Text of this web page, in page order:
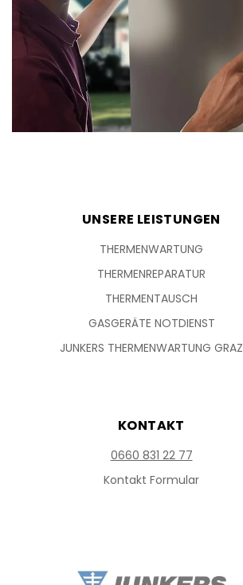
UNSERE LEISTUNGEN
THERMENWARTUNG
THERMENREPARATUR
THERMENTAUSCH
GASGERÄTE NOTDIENST
JUNKERS THERMENWARTUNG GRAZ
KONTAKT
0660 831 22 77
Kontakt Formular